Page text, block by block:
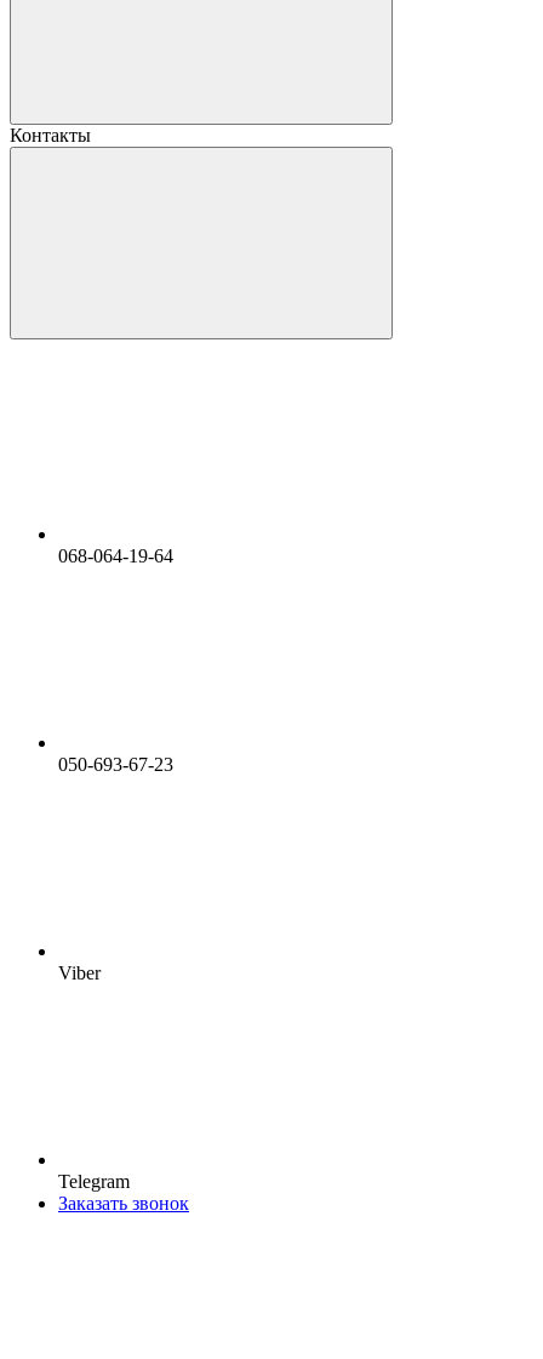
Контакты
068-064-19-64
050-693-67-23
Viber
Telegram
Заказать звонок